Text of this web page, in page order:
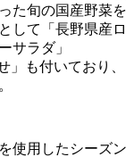
た旬の国産野菜を
して「長野県産ロ
サラダ」
」も付いており、
使用したシーズン